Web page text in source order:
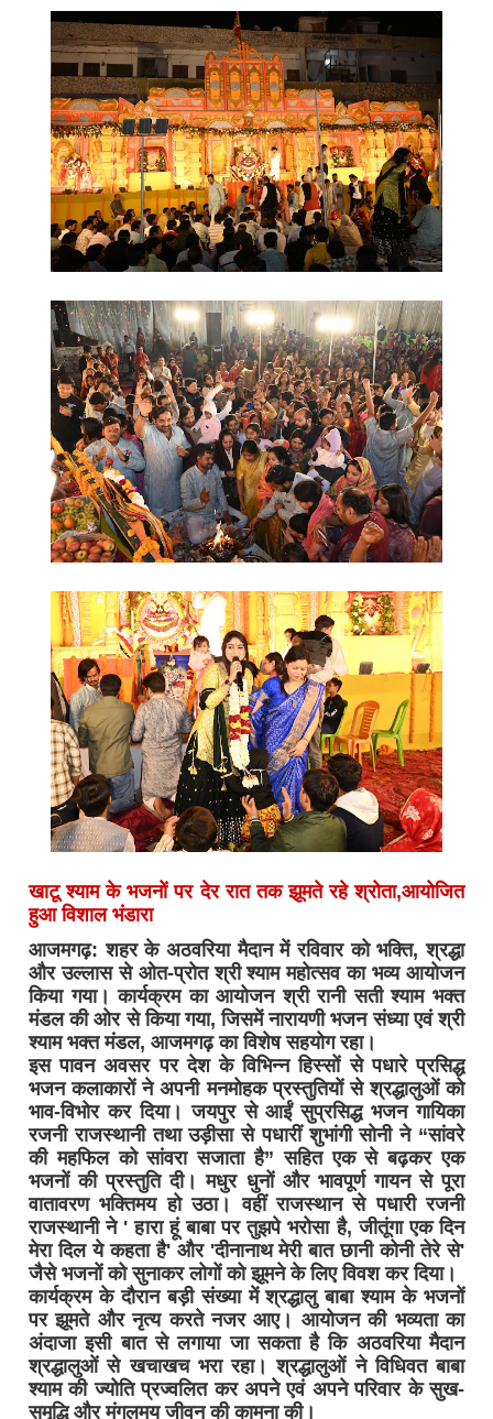
खाटू श्याम के भजनों पर देर रात तक झूमते रहे श्रोता,आयोजित
हुआ विशाल भंडारा
आजमगढ़: शहर के अठवरिया मैदान में रविवार को भक्ति, श्रद्धा
और उल्लास से ओत-प्रोत श्री श्याम महोत्सव का भव्य आयोजन
किया गया। कार्यक्रम का आयोजन श्री रानी सती श्याम भक्त
मंडल की ओर से किया गया, जिसमें नारायणी भजन संध्या एवं श्री
श्याम भक्त मंडल, आजमगढ़ का विशेष सहयोग रहा।
इस पावन अवसर पर देश के विभिन्न हिस्सों से पधारे प्रसिद्ध
भजन कलाकारों ने अपनी मनमोहक प्रस्तुतियों से श्रद्धालुओं को
भाव-विभोर कर दिया। जयपुर से आईं सुप्रसिद्ध भजन गायिका
रजनी राजस्थानी तथा उड़ीसा से पधारीं शुभांगी सोनी ने “सांवरे
की महफिल को सांवरा सजाता है” सहित एक से बढ़कर एक
भजनों की प्रस्तुति दी। मधुर धुनों और भावपूर्ण गायन से पूरा
वातावरण भक्तिमय हो उठा। वहीं राजस्थान से पधारी रजनी
राजस्थानी ने ' हारा हूं बाबा पर तुझपे भरोसा है, जीतूंगा एक दिन
मेरा दिल ये कहता है' और 'दीनानाथ मेरी बात छानी कोनी तेरे से'
जैसे भजनों को सुनाकर लोगों को झूमने के लिए विवश कर दिया।
कार्यक्रम के दौरान बड़ी संख्या में श्रद्धालु बाबा श्याम के भजनों
पर झूमते और नृत्य करते नजर आए। आयोजन की भव्यता का
अंदाजा इसी बात से लगाया जा सकता है कि अठवरिया मैदान
श्रद्धालुओं से खचाखच भरा रहा। श्रद्धालुओं ने विधिवत बाबा
श्याम की ज्योति प्रज्वलित कर अपने एवं अपने परिवार के सुख-
समृद्धि और मंगलमय जीवन की कामना की।